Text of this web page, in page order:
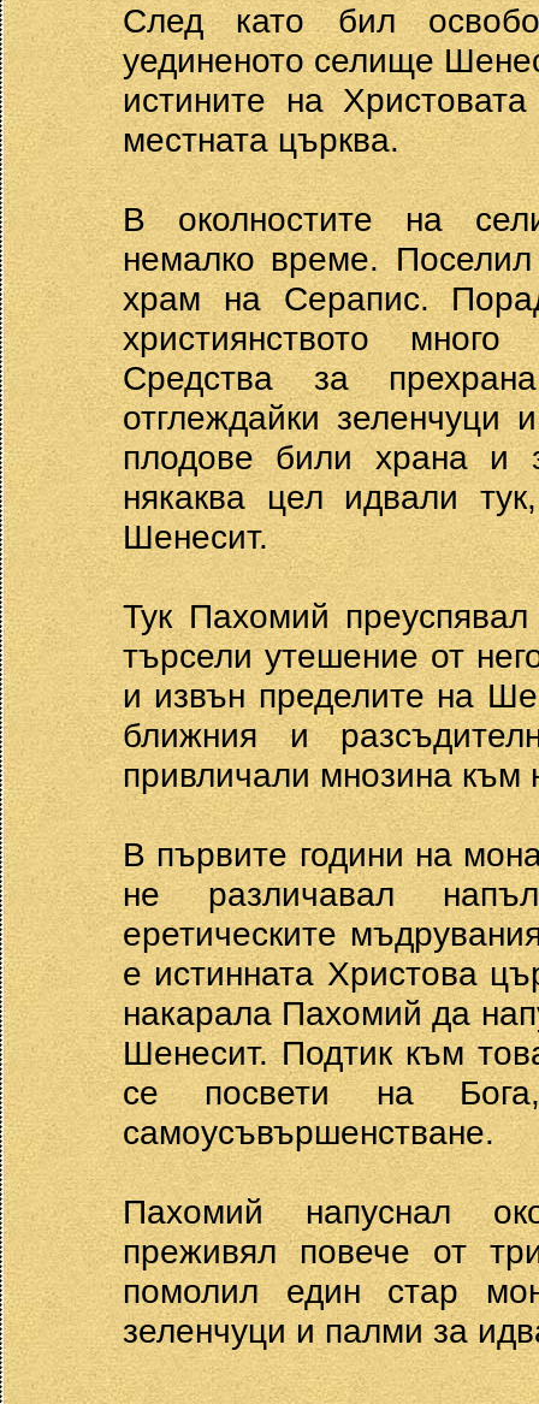
След като бил
уединеното селище
истините на
местната църква.
В околностите на
немалко време. Поселил
храм на Серапис.
християнството
Средства за
отглеждайки зеленчуци
плодове били храна и
някаква цел идвали
Шенесит.
Тук Пахомий
търсели утешение от
и извън пределите на
ближния и
привличали мнозина към
В първите години на
не различавал
еретическите
е истинната Христова
накарала Пахомий да
Шенесит. Подтик към
се посвети на
самоусъвършенстване.
Пахомий напуснал
преживял повече от
помолил един стар
зеленчуци и палми за